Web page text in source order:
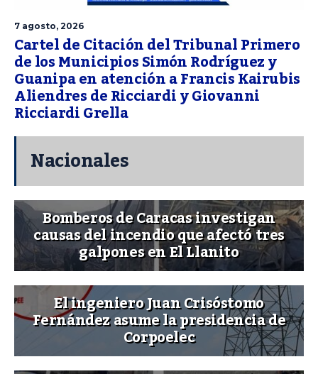
7 agosto, 2026
Cartel de Citación del Tribunal Primero
de los Municipios Simón Rodríguez y
Guanipa en atención a Francis Kairubis
Aliendres de Ricciardi y Giovanni
Ricciardi Grella
Nacionales
Bomberos de Caracas investigan
causas del incendio que afectó tres
galpones en El Llanito
El ingeniero Juan Crisóstomo
Fernández asume la presidencia de
Corpoelec